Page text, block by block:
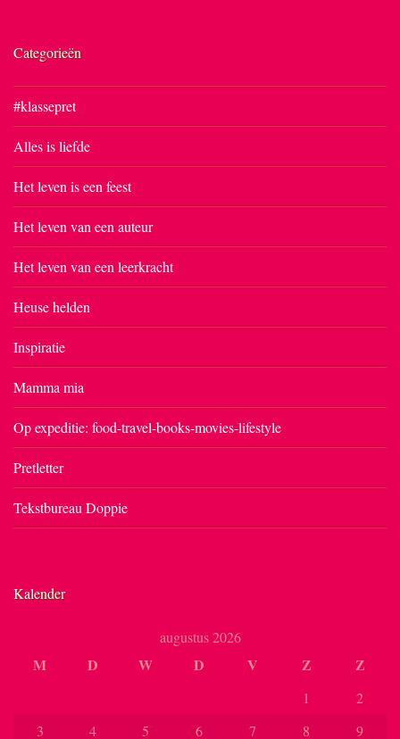
Categorieën
#klassepret
Alles is liefde
Het leven is een feest
Het leven van een auteur
Het leven van een leerkracht
Heuse helden
Inspiratie
Mamma mia
Op expeditie: food-travel-books-movies-lifestyle
Pretletter
Tekstbureau Doppie
Kalender
augustus 2026
M D W D V Z Z
1
2
3
4 5 6 7 8 9